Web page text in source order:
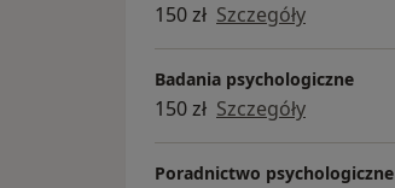
150 zł Szczegóły
Badania psychologiczne
150 zł Szczegóły
Poradnictwo psychologiczne